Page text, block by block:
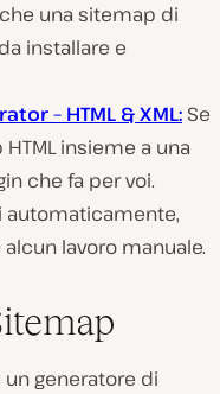
una sitemap di
installare e
– HTML & XML: Se
insieme a una
che fa per voi.
automaticamente,
lavoro manuale.
generatore di